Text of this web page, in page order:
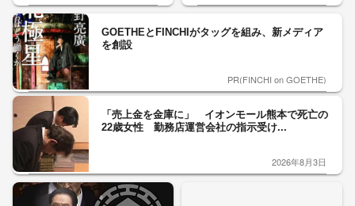
GOETHEとFINCHIがタッグを組み、新メディア
を創設
PR(FINCHI on GOETHE)
「売上金を金庫に」 イオンモール熊本で死亡の
22歳女性 勤務店運営会社の指示受け...
2026年8月3日